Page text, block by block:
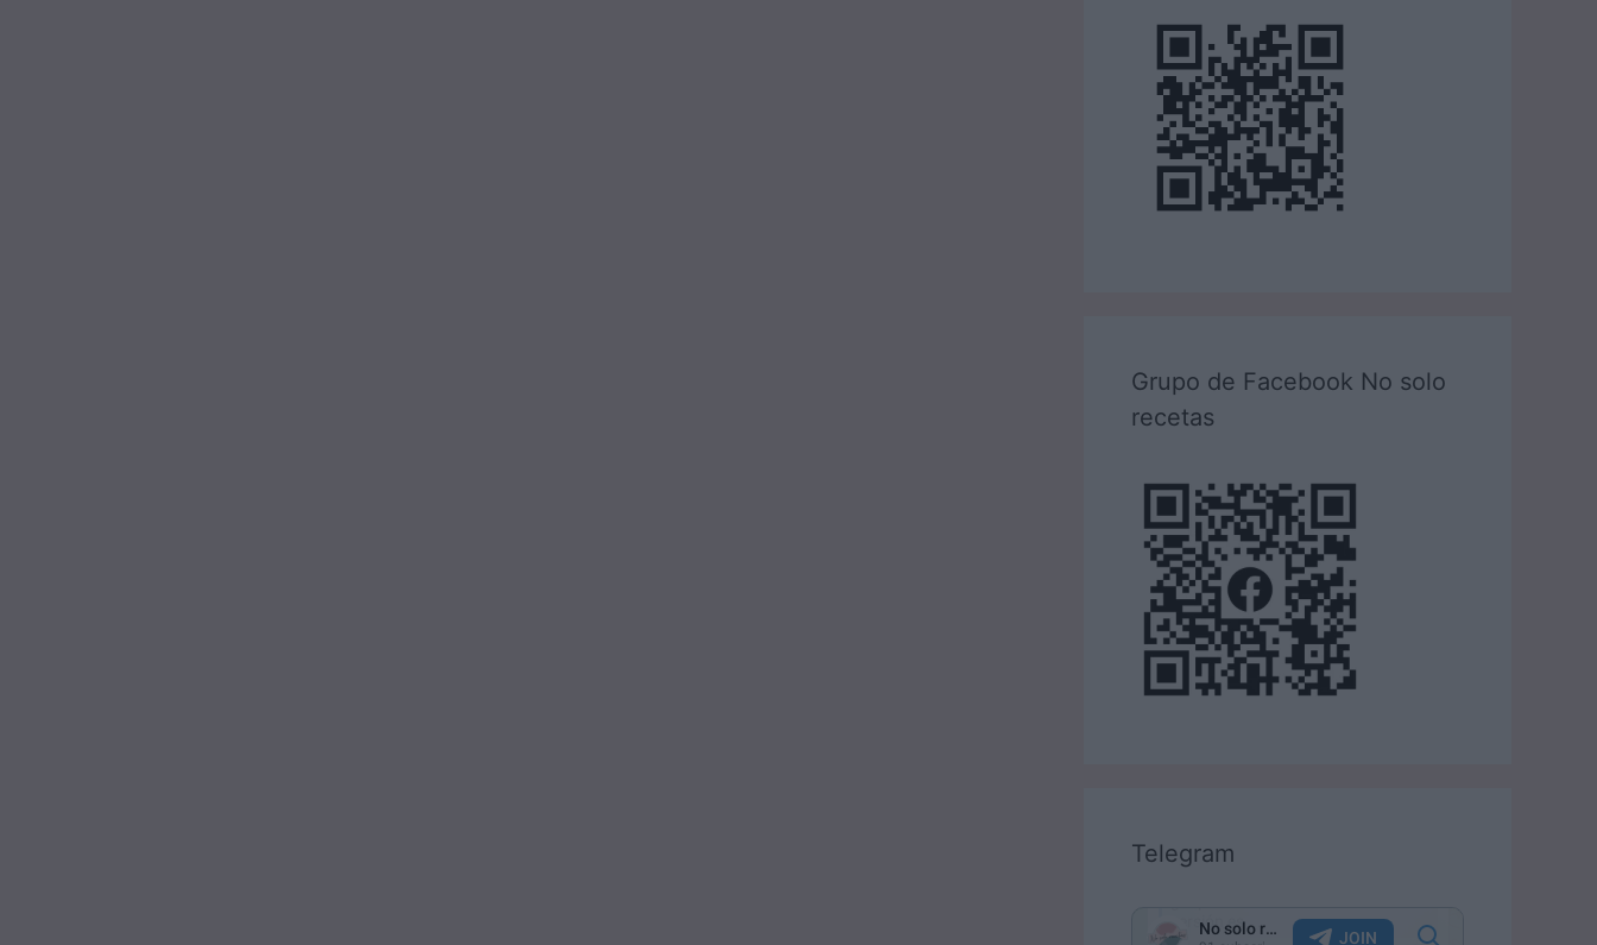
Grupo de Facebook No solo
recetas
Telegram